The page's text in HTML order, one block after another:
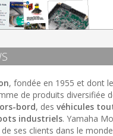
, fondée en 1955 et dont
de produits diversifiée
bord, des véhicules
industriels. Yamaha
ses clients dans le